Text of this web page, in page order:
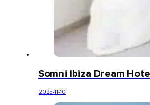
Somni Ibiza Dream Hotel
2025-11-10